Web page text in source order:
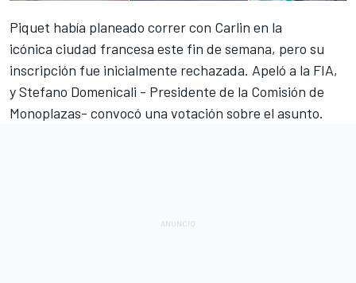
Piquet había planeado correr con Carlin en la
icónica ciudad francesa este fin de semana, pero su
inscripción fue inicialmente rechazada. Apeló a la FIA,
y Stefano Domenicali - Presidente de la Comisión de
Monoplazas- convocó una votación sobre el asunto.